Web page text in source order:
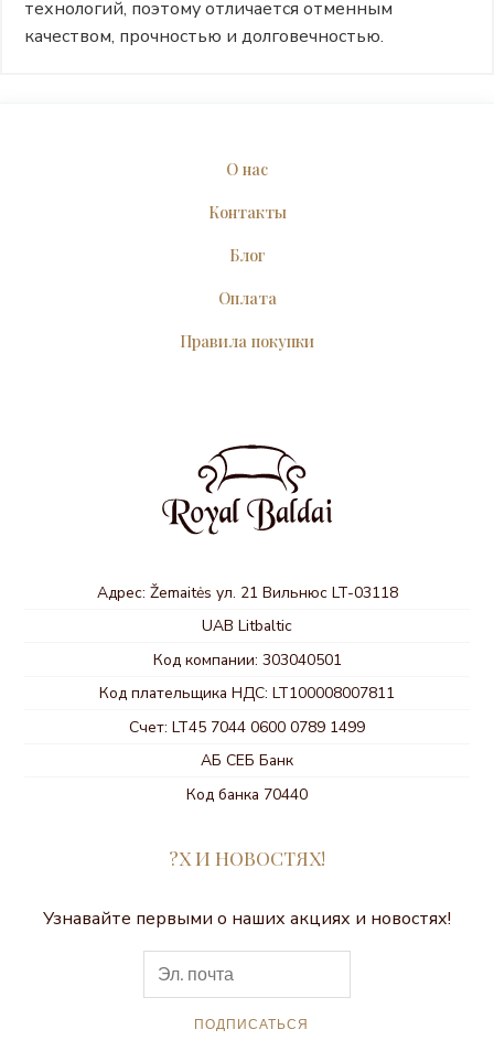
технологий, поэтому отличается отменным
качеством, прочностью и долговечностью.
О нас
Контакты
Блог
Оплата
Правила покупки
Адрес: Žemaitės ул. 21 Вильнюс LT-03118
UAB Litbaltic
Код компании: 303040501
Код плательщика НДС: LT100008007811
Счет: LT45 7044 0600 0789 1499
АБ СЕБ Банк
Код банка 70440
?Х И НОВОСТЯХ!
Узнавайте первыми о наших акциях и новостях!